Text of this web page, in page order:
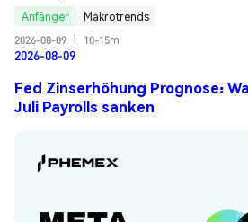
Anfänger
Makrotrends
2026-08-09
10-15m
2026-08-09
Fed Zinserhöhung Prognose:
Juli Payrolls sanken